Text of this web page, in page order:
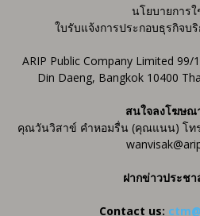
นโยบายการ
ใบรับแจ้งการประกอบธุรกิจบ
ARIP Public Company Limited 99/
Din Daeng, Bangkok 10400
สนใจลงโฆษณ
คุณวันวิสาข์ คำหอมรื่น (คุณแนน) โทร
ฝากข่าวประช
Contact us: